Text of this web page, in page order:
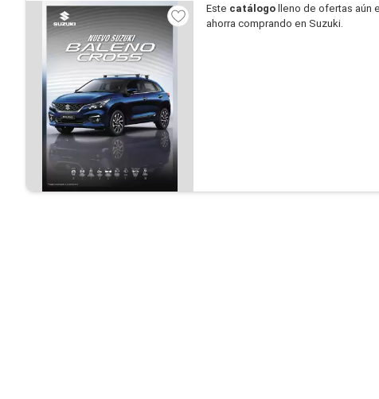
Este catálogo lleno de ofertas aún
ahorra comprando en Suzuki.